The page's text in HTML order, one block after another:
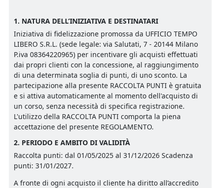
1. NATURA DELL’INIZIATIVA E DESTINATARI
Iniziativa di fidelizzazione promossa da UFFICIO TEMPO
LIBERO S.R.L. (sede legale: via Salutati, 7 - 20144 Milano
P.iva 08364220965) per incentivare gli acquisti effettuati
dai propri clienti con la concessione, al raggiungimento
di una determinata soglia di punti, di uno sconto. La
partecipazione alla presente RACCOLTA PUNTI è gratuita
e si attiva automaticamente al momento dell'acquisto di
un corso, senza necessità di specifica registrazione.
L'utilizzo della RACCOLTA PUNTI comporta la piena
accettazione del presente REGOLAMENTO.
2. PERIODO E AMBITO DI VALIDITÀ
Raccolta punti: dal 01/05/2025 al 31/12/2026 Scadenza
punti: 31/01/2027.
A fronte di ogni acquisto il cliente ha diritto all’accredito